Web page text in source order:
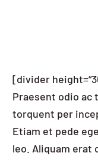
[divider
Praesent odio ac
torquent per
Etiam et pede
leo. Aliquam